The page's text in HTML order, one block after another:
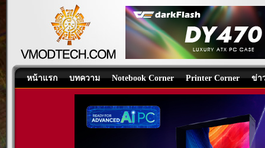
หน้าแรก บทความ Notebook Corner Printer Corner ข่า